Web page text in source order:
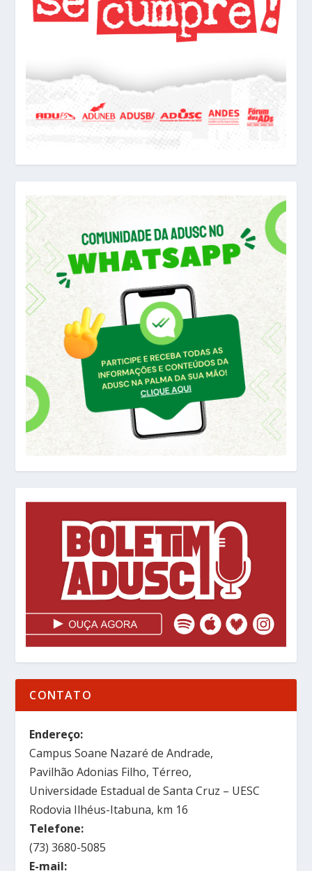
CONTATO
Endereço:
Campus Soane Nazaré de Andrade,
Pavilhão Adonias Filho, Térreo,
Universidade Estadual de Santa Cruz – UESC
Rodovia Ilhéus-Itabuna, km 16
Telefone:
(73) 3680-5085
E-mail: